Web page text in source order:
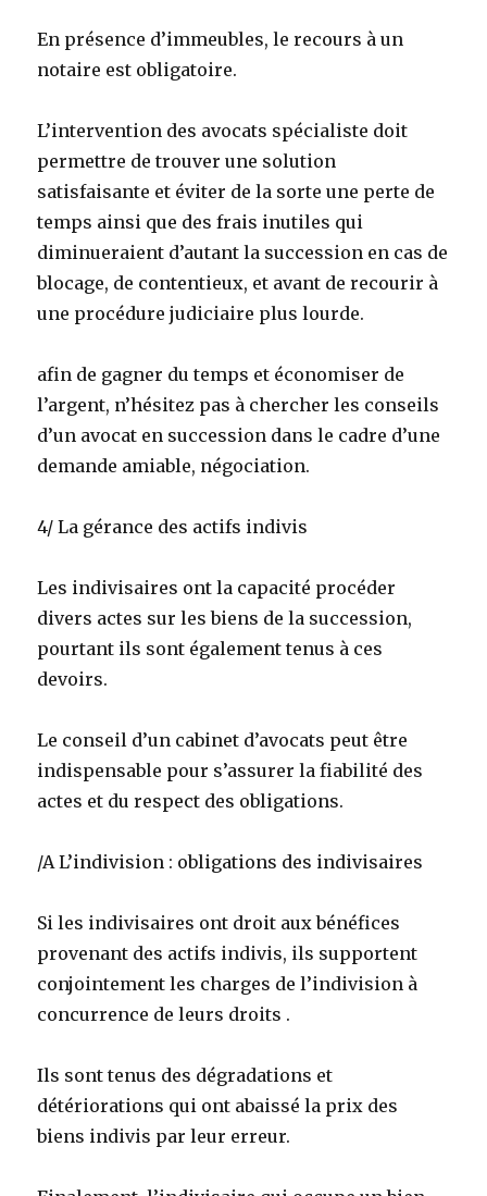
En présence d’immeubles, le recours à un
notaire est obligatoire.
L’intervention des avocats spécialiste doit
permettre de trouver une solution
satisfaisante et éviter de la sorte une perte de
temps ainsi que des frais inutiles qui
diminueraient d’autant la succession en cas de
blocage, de contentieux, et avant de recourir à
une procédure judiciaire plus lourde.
afin de gagner du temps et économiser de
l’argent, n’hésitez pas à chercher les conseils
d’un avocat en succession dans le cadre d’une
demande amiable, négociation.
4/ La gérance des actifs indivis
Les indivisaires ont la capacité procéder
divers actes sur les biens de la succession,
pourtant ils sont également tenus à ces
devoirs.
Le conseil d’un cabinet d’avocats peut être
indispensable pour s’assurer la fiabilité des
actes et du respect des obligations.
/A L’indivision : obligations des indivisaires
Si les indivisaires ont droit aux bénéfices
provenant des actifs indivis, ils supportent
conjointement les charges de l’indivision à
concurrence de leurs droits .
Ils sont tenus des dégradations et
détériorations qui ont abaissé la prix des
biens indivis par leur erreur.